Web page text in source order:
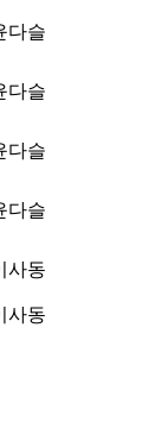
다슬
다슬
다슬
다슬
사동
사동